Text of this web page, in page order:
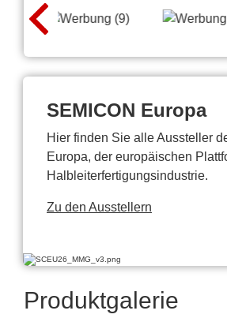
SEMICON Europa
Hier finden Sie alle Aussteller
Europa, der europäischen
Halbleiterfertigungsindustrie.
Zu den Ausstellern
Produktgalerie